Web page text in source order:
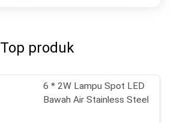
Top produk
6 * 2W Lampu Spot LED
Bawah Air Stainless Steel